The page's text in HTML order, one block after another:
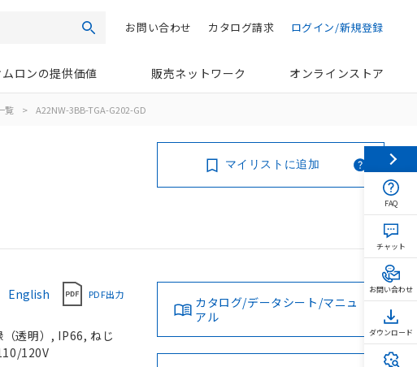
検索 ログイン/新規登録
カタログ請求
お問い合わせ
ムロンの提供価値 販売ネットワーク オンラインストア
覧 > A22NW-3BB-TGA-G202-GD
マイリストに追加
English PDF出力
透明）, IP66, ねじ
120V
カタログ/データシート/マニュ
アル
FAQ
チャット
お問い合わせ
ダウンロード